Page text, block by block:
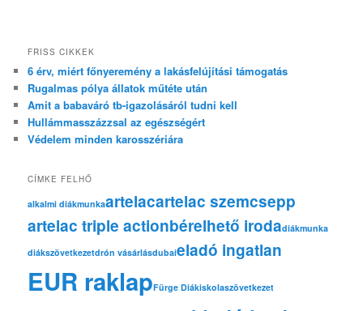
FRISS CIKKEK
6 érv, miért főnyeremény a lakásfelújítási támogatás
Rugalmas pólya állatok műtéte után
Amit a babaváró tb-igazolásáról tudni kell
Hullámmasszázzsal az egészségért
Védelem minden karosszériára
CÍMKE FELHŐ
alkalmi diákmunkaartelacartelac szemcsepp
artelac triple actionbérelhető irodadiákmunka
diákszövetkezetdrón vásárlásdubaieladó ingatlan
EUR raklapFürge Diákiskolaszövetkezet